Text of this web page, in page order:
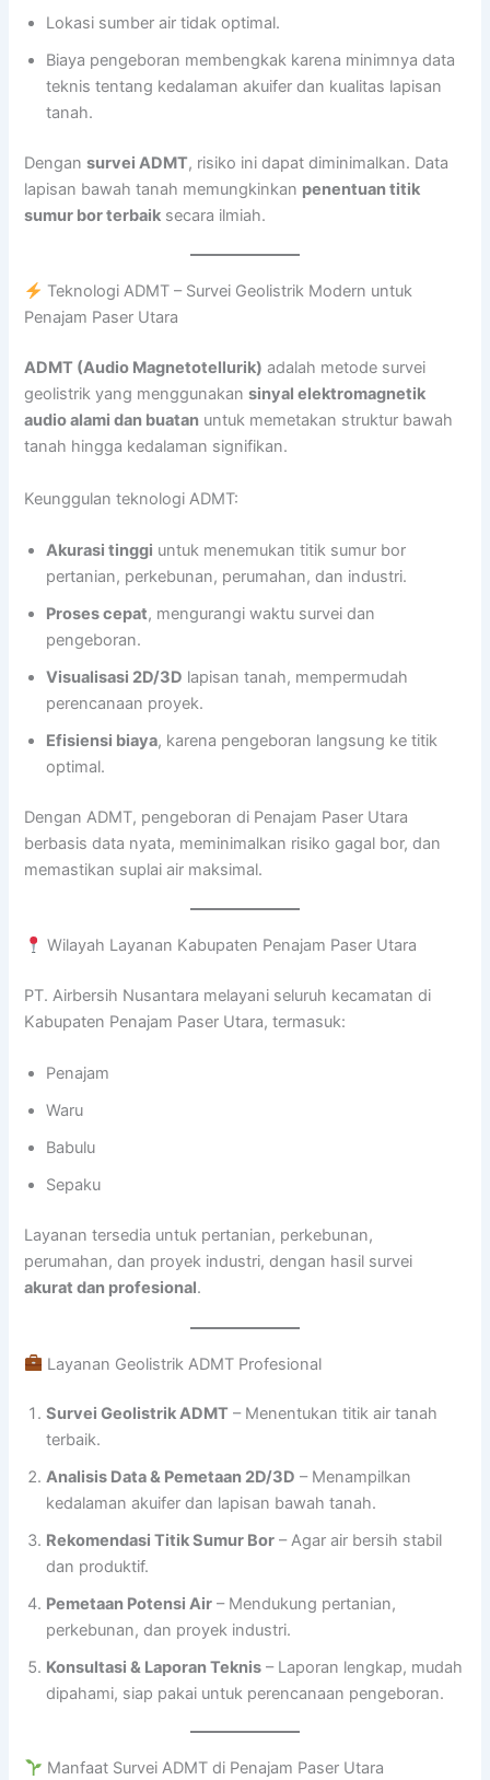
Lokasi sumber air tidak optimal.
Biaya pengeboran membengkak karena minimnya data
teknis tentang kedalaman akuifer dan kualitas lapisan
tanah.
Dengansurvei ADMT, risiko ini dapat diminimalkan. Data
lapisan bawah tanah memungkinkan penentuan titik
sumur bor terbaik secara ilmiah.
Teknologi ADMT – Survei Geolistrik Modern untuk
Penajam Paser Utara
ADMT (Audio Magnetotellurik) adalah metode survei
geolistrik yang menggunakansinyal elektromagnetik
audio alami dan buatan untuk memetakan struktur bawah
tanah hingga kedalaman signifikan.
Keunggulan teknologi ADMT:
Akurasi tinggi untuk menemukan titik sumur bor
pertanian, perkebunan, perumahan, dan industri.
Proses cepat, mengurangi waktu survei dan
pengeboran.
Visualisasi 2D/3D lapisan tanah, mempermudah
perencanaan proyek.
Efisiensi biaya, karena pengeboran langsung ke titik
optimal.
Dengan ADMT, pengeboran di Penajam Paser Utara
berbasis data nyata, meminimalkan risiko gagal bor, dan
memastikan suplai air maksimal.
Wilayah Layanan Kabupaten Penajam Paser Utara
PT. Airbersih Nusantara melayani seluruh kecamatan di
Kabupaten Penajam Paser Utara, termasuk:
Penajam
Waru
Babulu
Sepaku
Layanan tersedia untuk pertanian, perkebunan,
perumahan, dan proyek industri, dengan hasil survei
akurat dan profesional.
Layanan Geolistrik ADMT Profesional
Survei Geolistrik ADMT – Menentukan titik air tanah
terbaik.
Analisis Data & Pemetaan 2D/3D – Menampilkan
kedalaman akuifer dan lapisan bawah tanah.
Rekomendasi Titik Sumur Bor – Agar air bersih stabil
dan produktif.
Pemetaan Potensi Air – Mendukung pertanian,
perkebunan, dan proyek industri.
Konsultasi & Laporan Teknis – Laporan lengkap, mudah
dipahami, siap pakai untuk perencanaan pengeboran.
Manfaat Survei ADMT di Penajam Paser Utara